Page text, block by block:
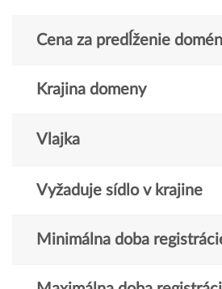
Cena za predĺženie
Krajina domeny
Vlajka
Vyžaduje sídlo v krajine
Minimálna doba